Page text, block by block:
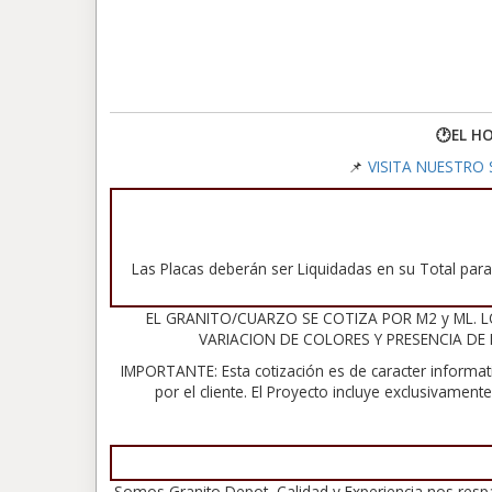
🕐EL
📌 VISITA NUESTRO
Las Placas deberán ser Liquidadas en su Total
EL GRANITO/CUARZO SE COTIZA POR M2 y ML.
VARIACION DE COLORES Y PRESENCIA
IMPORTANTE: Esta cotización es de caracter
por el cliente. El Proyecto incluye